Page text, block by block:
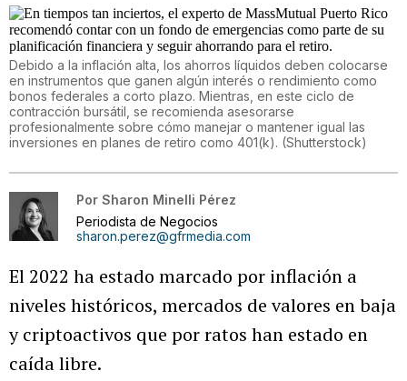
Debido a la inflación alta, los ahorros líquidos deben colocarse
en instrumentos que ganen algún interés o rendimiento como
bonos federales a corto plazo. Mientras, en este ciclo de
contracción bursátil, se recomienda asesorarse
profesionalmente sobre cómo manejar o mantener igual las
inversiones en planes de retiro como 401(k). (Shutterstock)
Por Sharon Minelli Pérez
Periodista de Negocios
sharon.perez@gfrmedia.com
El 2022 ha estado marcado por inflación a
niveles históricos, mercados de valores en baja
y criptoactivos que por ratos han estado en
caída libre.